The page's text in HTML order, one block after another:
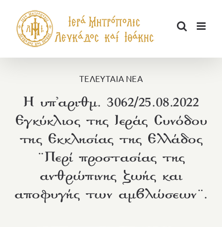
περιεχόμενο
ΤΕΛΕΥΤΑΙΑ ΝΕΑ
Η υπ᾽αριθμ. 3062/25.08.2022
Εγκύκλιος της Ιεράς Συνόδου
της Εκκλησίας της Ελλάδος
¨Περί προστασίας της
ανθρώπινης ζωής και
αποφυγής των αμβλώσεων¨.